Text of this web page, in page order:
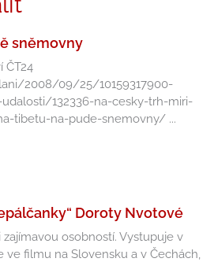
sněmovny
ČT24
2008/09/25/10159317900-
udalosti/132336-na-cesky-trh-miri-
tibetu-na-pude-snemovny/ ...
Doroty Nvotové
osobností. Vystupuje v
ve filmu na Slovensku a v Čechách,